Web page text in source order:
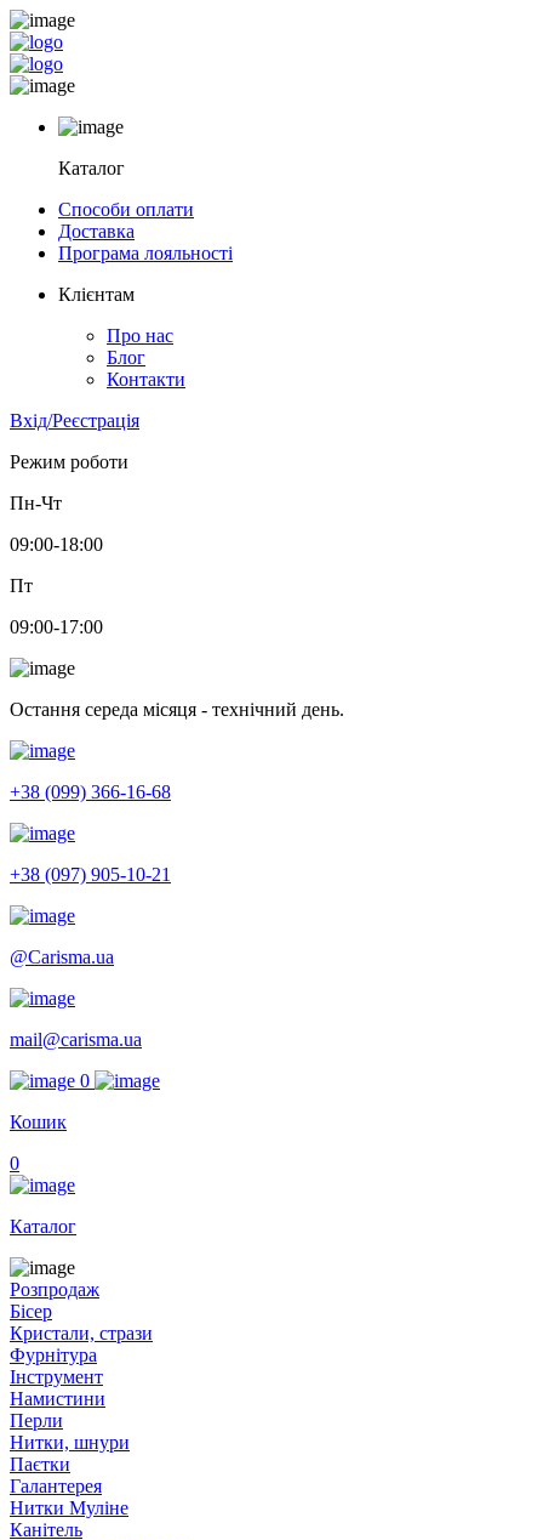
Каталог
Способи оплати
Доставка
Програма лояльності
Клієнтам
Про нас
Блог
Контакти
Вхід/Реєстрація
Режим роботи
Пн-Чт
09:00-18:00
Пт
09:00-17:00
Остання середа місяця - технічний день.
+38 (099) 366-16-68
+38 (097) 905-10-21
@Carisma.ua
mail@carisma.ua
0
Кошик
0
Каталог
Розпродаж
Бісер
Кристали, стрази
Фурнітура
Інструмент
Намистини
Перли
Нитки, шнури
Паєтки
Галантерея
Нитки Муліне
Канітель